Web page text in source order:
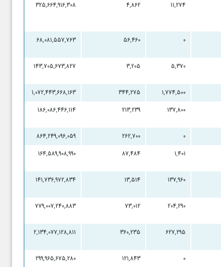
11,274
4,862
325,664,916,308
0
56,460
68,081,557,763
5,370
3,205
143,705,673,827
1,774,500
344,275
1,072,443,668,163
137,800
213,239
186,086,446,114
0
262,700
864,249,096,059
1,401
87,484
164,589,908,990
137,960
13,514
141,736,972,834
204,290
73,012
779,007,240,883
627,295
360,235
2,134,077,128,811
0
121,843
299,965,675,280